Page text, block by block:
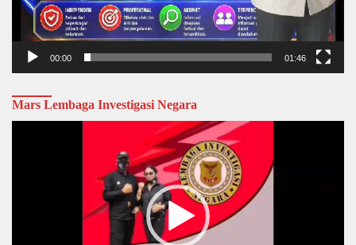
00:00 01:46
Mars Lembaga Investigasi Negara